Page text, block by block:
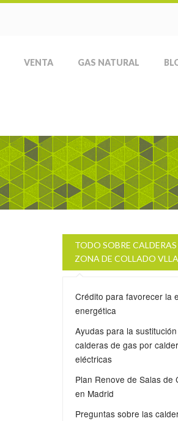
VENTA GAS NATURAL
TODO SOBRE CALDERAS
ZONA DE COLLADO
Crédito para favorecer la
energética
Ayudas para la
calderas de gas por
eléctricas
Plan Renove de Salas de
en Madrid
Preguntas sobre las